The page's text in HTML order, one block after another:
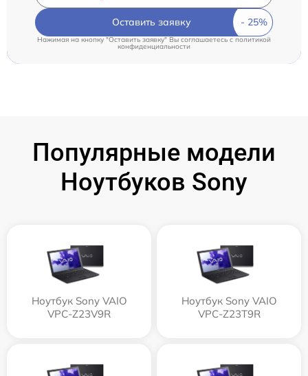
Оставить заявку
Нажимая на кнопку "Оставить заявку" Вы соглашаетесь cполитикой
конфиденциальности
Популярные модели
Ноутбуков Sony
Ноутбук Sony VAIO
VPC-Z23V9R
Ноутбук Sony VAIO
VPC-Z23T9R